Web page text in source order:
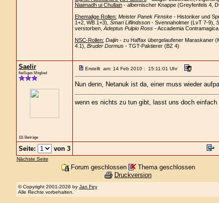
Niaimadh ui Chullain- albernischer Knappe (Greyfenfels 4,
Ehemalige Rollen: Meister Panek Firnske- Historiker und
1+2, WB 1+3), Smari Liflindsson- Svennaholmer (LvT 7-9),
verstorben, Adeptus Pulpio Ross- Accademia
NSC-Rollen: Daijin- zu Haffax übergelaufener Maraskaner
4.1), Bruder Dormus- TGT-Paktierer (BZ 4)
Saelir
fleißiges Mitglied
111 Beiträge
Erstellt am: 14 Feb 2010 : 15:11:01 Uhr
Nun denn, Netanuk ist da, einer muss wieder
wenn es nichts zu tun gibt, lasst uns doch
Seite: von 3
Nächste Seite
Forum geschlossen
Thema geschlossen
Druckversion
© Copyright 2001-2026 by Jan Fey
Alle Rechte vorbehalten.